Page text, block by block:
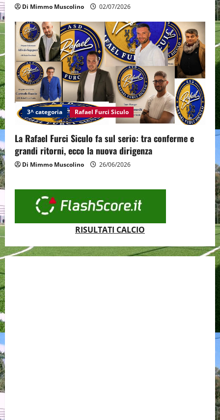
Di Mimmo Muscolino 02/07/2026
3^ categoria Rafael Furci Siculo
La Rafael Furci Siculo fa sul serio: tra conferme e
grandi ritorni, ecco la nuova dirigenza
Di Mimmo Muscolino 26/06/2026
RISULTATI CALCIO